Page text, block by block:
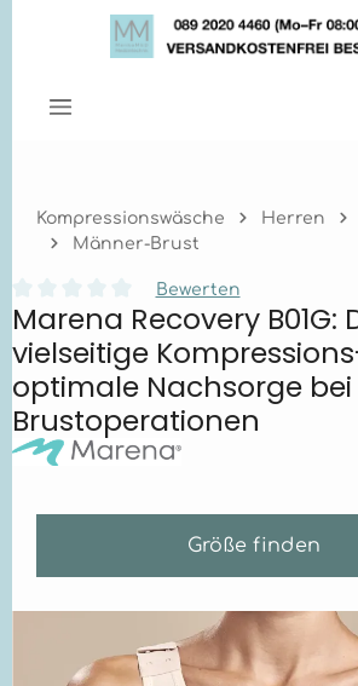
Zum Hauptinhalt springen
Kompressionswäsche Herren
Männer-Brust
Durchschnittliche Bewertung von 0
Bewerten
Marena Recovery B01G:
vielseitige
optimale Nachsorge bei
Brustoperationen
Größe finden
Bildergalerie überspringen